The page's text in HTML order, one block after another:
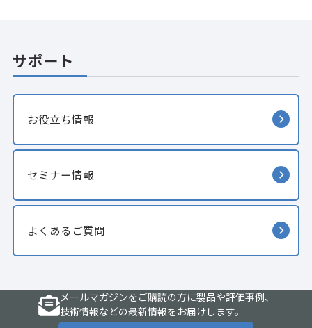
サポート
お役立ち情報
セミナー情報
よくあるご質問
メールマガジンをご購読の方に製品や評価事例、
技術情報などの最新情報をお届けします。